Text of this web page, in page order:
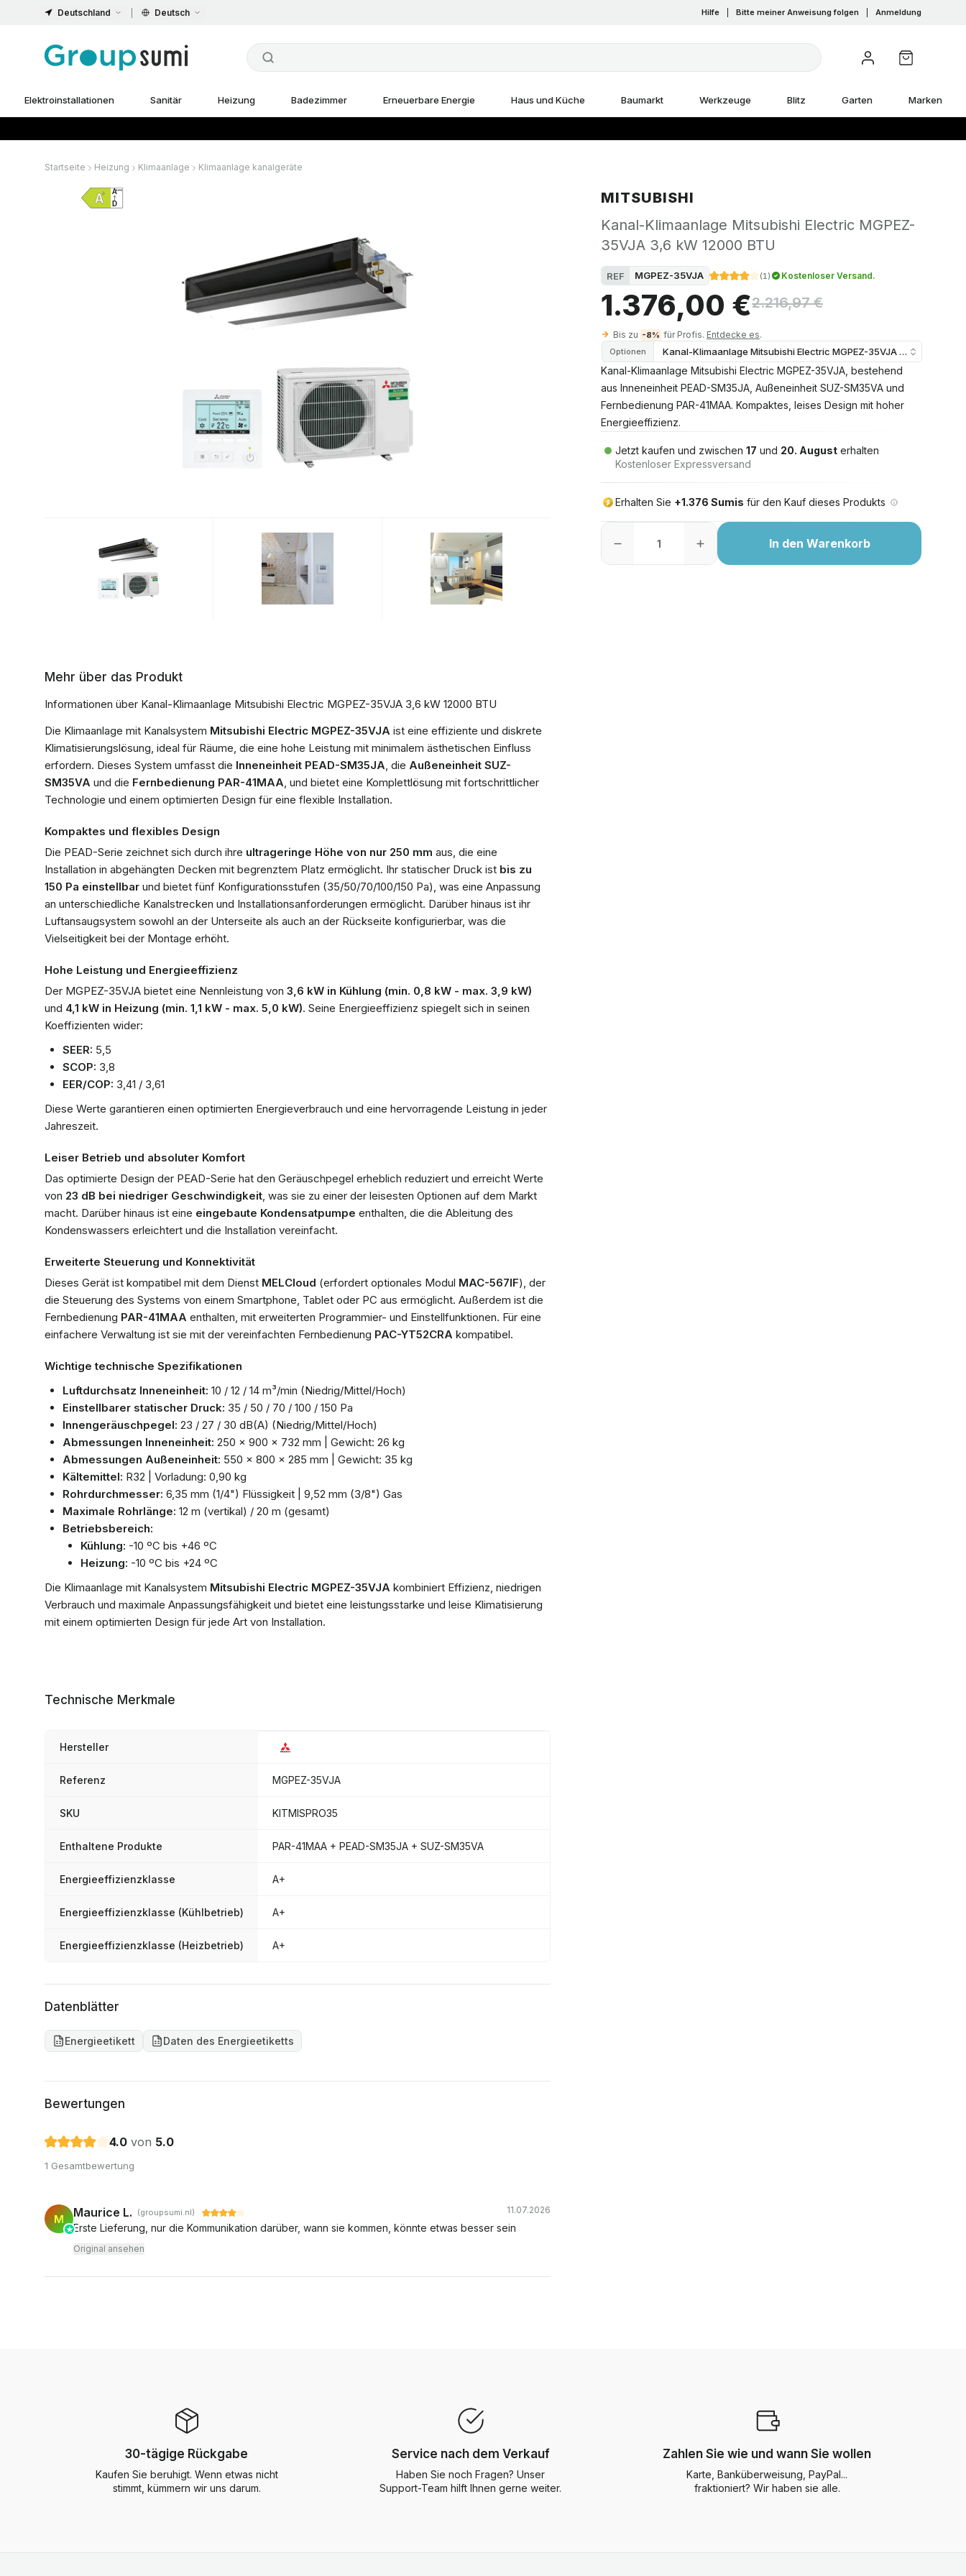
Deutschland Deutsch Hilfe Bitte meiner Anweisung folgen Anmeldung
Elektroinstallationen Sanitär Heizung Badezimmer Erneuerbare Energie Haus und Küche Baumarkt Werkzeuge Blitz Garten Marken
Startseite Heizung Klimaanlage Klimaanlage kanalgeräte
MITSUBISHI
Kanal-Klimaanlage Mitsubishi Electric MGPEZ-
35VJA 3,6 kW 12000 BTU
REF MGPEZ-35VJA (1 ) Kostenloser Versand.
1.376,00 €2.216,97 €
Bis zu -8% für Profis. Entdecke es.
Optionen Kanal-Klimaanlage Mitsubishi Electric MGPEZ-35VJA 3,6 kW 12000
Kanal-Klimaanlage Mitsubishi Electric MGPEZ-35VJA, bestehend
aus Inneneinheit PEAD-SM35JA, Außeneinheit SUZ-SM35VA und
Fernbedienung PAR-41MAA. Kompaktes, leises Design mit hoher
Energieeffizienz.
Jetzt kaufen und zwischen 17 und 20. August erhalten
Kostenloser Expressversand
Erhalten Sie +1.376 Sumis für den Kauf dieses Produkts
In den Warenkorb
Mehr über das Produkt
Informationen über Kanal-Klimaanlage Mitsubishi Electric MGPEZ-35VJA 3,6 kW 12000 BTU
Die Klimaanlage mit Kanalsystem Mitsubishi Electric MGPEZ-35VJA ist eine effiziente und diskrete
Klimatisierungslösung, ideal für Räume, die eine hohe Leistung mit minimalem ästhetischen Einfluss
erfordern. Dieses System umfasst die Inneneinheit PEAD-SM35JA, die Außeneinheit SUZ-
SM35VA und die Fernbedienung PAR-41MAA, und bietet eine Komplettlösung mit fortschrittlicher
Technologie und einem optimierten Design für eine flexible Installation.
Kompaktes und flexibles Design
Die PEAD-Serie zeichnet sich durch ihre ultrageringe Höhe von nur 250 mm aus, die eine
Installation in abgehängten Decken mit begrenztem Platz ermöglicht. Ihr statischer Druck ist bis zu
150 Pa einstellbar und bietet fünf Konfigurationsstufen (35/50/70/100/150 Pa), was eine Anpassung
an unterschiedliche Kanalstrecken und Installationsanforderungen ermöglicht. Darüber hinaus ist ihr
Luftansaugsystem sowohl an der Unterseite als auch an der Rückseite konfigurierbar, was die
Vielseitigkeit bei der Montage erhöht.
Hohe Leistung und Energieeffizienz
Der MGPEZ-35VJA bietet eine Nennleistung von 3,6 kW in Kühlung (min. 0,8 kW - max. 3,9 kW)
und 4,1 kW in Heizung (min. 1,1 kW - max. 5,0 kW). Seine Energieeffizienz spiegelt sich in seinen
Koeffizienten wider:
SEER: 5,5
SCOP: 3,8
EER/COP: 3,41 / 3,61
Diese Werte garantieren einen optimierten Energieverbrauch und eine hervorragende Leistung in jeder
Jahreszeit.
Leiser Betrieb und absoluter Komfort
Das optimierte Design der PEAD-Serie hat den Geräuschpegel erheblich reduziert und erreicht Werte
von 23 dB bei niedriger Geschwindigkeit, was sie zu einer der leisesten Optionen auf dem Markt
macht. Darüber hinaus ist eine eingebaute Kondensatpumpe enthalten, die die Ableitung des
Kondenswassers erleichtert und die Installation vereinfacht.
Erweiterte Steuerung und Konnektivität
Dieses Gerät ist kompatibel mit dem Dienst MELCloud (erfordert optionales Modul MAC-567IF), der
die Steuerung des Systems von einem Smartphone, Tablet oder PC aus ermöglicht. Außerdem ist die
Fernbedienung PAR-41MAA enthalten, mit erweiterten Programmier- und Einstellfunktionen. Für eine
einfachere Verwaltung ist sie mit der vereinfachten Fernbedienung PAC-YT52CRA kompatibel.
Wichtige technische Spezifikationen
Luftdurchsatz Inneneinheit: 10 / 12 / 14 m³/min (Niedrig/Mittel/Hoch)
Einstellbarer statischer Druck: 35 / 50 / 70 / 100 / 150 Pa
Innengeräuschpegel: 23 / 27 / 30 dB(A) (Niedrig/Mittel/Hoch)
Abmessungen Inneneinheit: 250 x 900 x 732 mm | Gewicht: 26 kg
Abmessungen Außeneinheit: 550 x 800 x 285 mm | Gewicht: 35 kg
Kältemittel: R32 | Vorladung: 0,90 kg
Rohrdurchmesser: 6,35 mm (1/4") Flüssigkeit | 9,52 mm (3/8") Gas
Maximale Rohrlänge: 12 m (vertikal) / 20 m (gesamt)
Betriebsbereich:
Kühlung: -10 ºC bis +46 ºC
Heizung: -10 ºC bis +24 ºC
Die Klimaanlage mit Kanalsystem Mitsubishi Electric MGPEZ-35VJA kombiniert Effizienz, niedrigen
Verbrauch und maximale Anpassungsfähigkeit und bietet eine leistungsstarke und leise Klimatisierung
mit einem optimierten Design für jede Art von Installation.
Technische Merkmale
Hersteller
Referenz MGPEZ-35VJA
SKU KITMISPRO35
Enthaltene Produkte PAR-41MAA + PEAD-SM35JA + SUZ-SM35VA
Energieeffizienzklasse A+
Energieeffizienzklasse (Kühlbetrieb) A+
Energieeffizienzklasse (Heizbetrieb) A+
Datenblätter
Energieetikett Daten des Energieetiketts
Bewertungen
4.0 von 5.0
1 Gesamtbewertung
M Maurice L. (groupsumi.nl) 11.07.2026
Erste Lieferung, nur die Kommunikation darüber, wann sie kommen, könnte etwas besser sein
Original ansehen
30-tägige Rückgabe
Kaufen Sie beruhigt. Wenn etwas nicht
stimmt, kümmern wir uns darum.
Service nach dem Verkauf
Haben Sie noch Fragen? Unser
Support-Team hilft Ihnen gerne weiter.
Zahlen Sie wie und wann Sie wollen
Karte, Banküberweisung, PayPal...
fraktioniert? Wir haben sie alle.